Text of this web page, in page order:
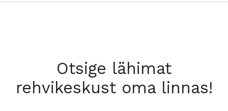
Otsige lähimat
rehvikeskust oma linnas!